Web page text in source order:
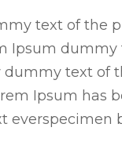
text of the
Ipsum dummy
dummy text of
Ipsum has
everspecimen